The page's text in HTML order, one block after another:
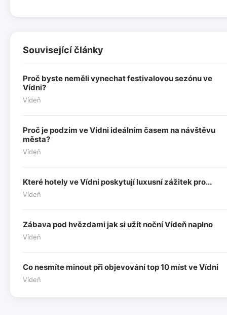
Související články
Proč byste neměli vynechat festivalovou sezónu ve
Vídni?
Vídeň
Proč je podzim ve Vídni ideálním časem na návštěvu
města?
Vídeň
Které hotely ve Vídni poskytují luxusní zážitek pro...
Vídeň
Zábava pod hvězdami jak si užít noční Vídeň naplno
Vídeň
Co nesmíte minout při objevování top 10 míst ve Vídni
Vídeň